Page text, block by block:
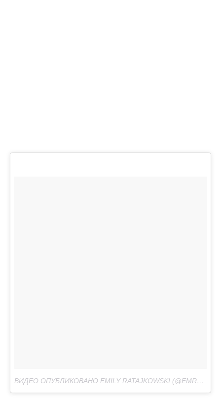
ВИДЕО ОПУБЛИКОВАНО EMILY RATAJKOWSKI (@EMRATA)